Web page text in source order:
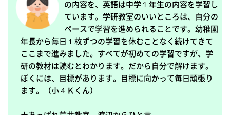
の内容を、英語は中学１年生の内容を学習し
ています。学研教室のいいところは、自分の
ペースで学習を進められることです。幼稚園
年長から毎日１枚ずつの学習を休むことなく続けてきて
ここまで進みました。すべてが初めての学習ですが、学
研の教材は読むとわかります。だから自分で解けます。
ぼくには、目標があります。目標に向かって毎日頑張り
ます。（小４Ｋくん）